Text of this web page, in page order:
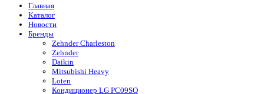
Главная
Каталог
Новости
Бренды
Zehnder Charleston
Zehnder
Daikin
Mitsubishi Heavy
Loten
Кондиционер LG PC09SQ